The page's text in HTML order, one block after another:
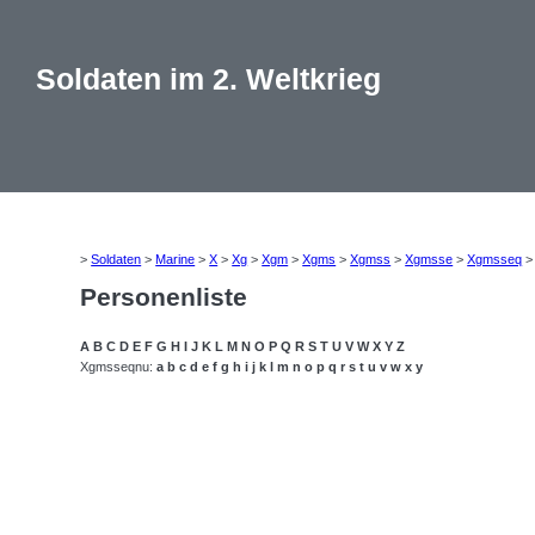
Soldaten im 2. Weltkrieg
>Soldaten >Marine >X >Xg >Xgm >Xgms >Xgmss >Xgmsse >Xgmsseq
Personenliste
A B C D E F G H I J K L M N O P Q R S T U V W X Y Z
Xgmsseqnu:a b c d e f g h i j k l m n o p q r s t u v w x y